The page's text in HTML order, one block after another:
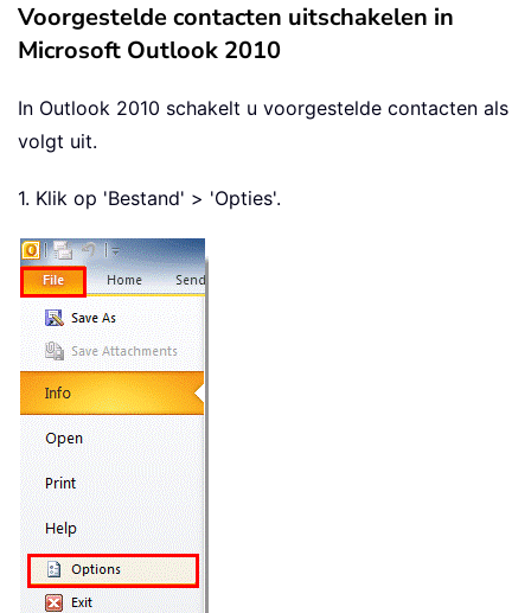
Voorgestelde contacten uitschakelen in
Microsoft Outlook 2010
In Outlook 2010 schakelt u voorgestelde contacten als
volgt uit.
1. Klik op 'Bestand' > 'Opties'.